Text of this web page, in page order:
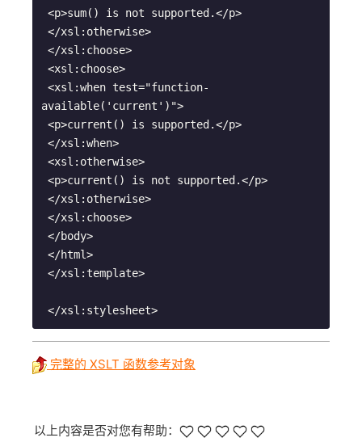
<p>sum() is not supported.</p>
</xsl:otherwise>
</xsl:choose>
<xsl:choose>
available('current')">
<p>current() is supported.</p>
</xsl:when>
<xsl:otherwise>
<p>current() is not supported.</p>
</xsl:otherwise>
</xsl:choose>
</body>
</html>
</xsl:template>
</xsl:stylesheet>
完整的 XSLT 函数参考对象
以上内容是否对您有帮助：